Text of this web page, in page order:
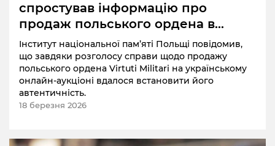
спростував інформацію про
продаж польського ордена в
Україні
Інститут національної пам’яті Польщі повідомив,
що завдяки розголосу справи щодо продажу
польського ордена Virtuti Militari на українському
онлайн-аукціоні вдалося встановити його
автентичність.
18 березня 2026